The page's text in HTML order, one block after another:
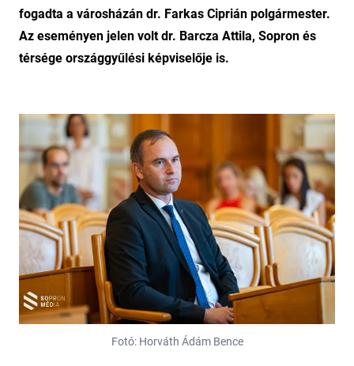
fogadta a városházán dr. Farkas Ciprián polgármester.
Az eseményen jelen volt dr. Barcza Attila, Sopron és
térsége országgyűlési képviselője is.
Fotó: Horváth Ádám Bence